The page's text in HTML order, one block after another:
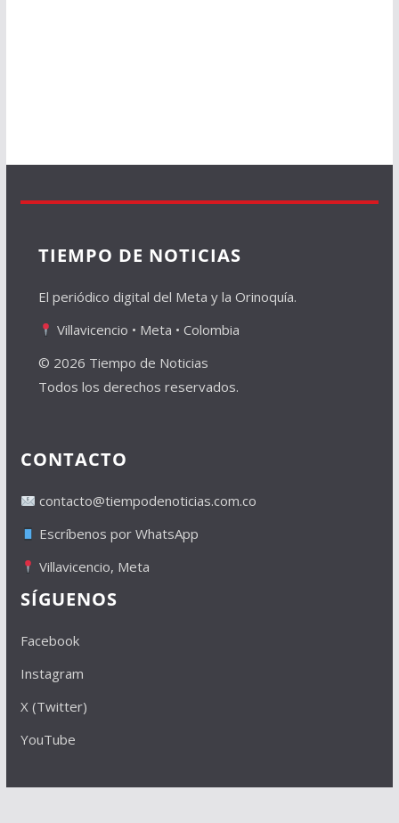
TIEMPO DE NOTICIAS
El periódico digital del Meta y la Orinoquía.
Villavicencio • Meta • Colombia
© 2026 Tiempo de Noticias
Todos los derechos reservados.
CONTACTO
contacto@tiempodenoticias.com.co
Escríbenos por WhatsApp
Villavicencio, Meta
SÍGUENOS
Facebook
Instagram
X (Twitter)
YouTube